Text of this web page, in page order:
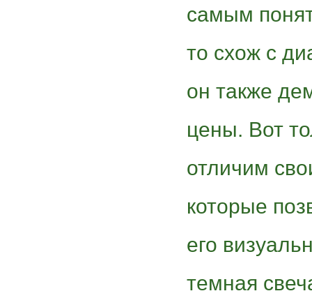
самым
то схож с
он также
цены. Вот
отличим
которые
его
темная